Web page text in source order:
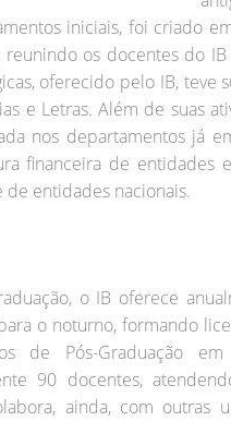
iniciais, foi criado
reunindo os docentes do
oferecido pelo IB,
e Letras. Além de suas
nos departamentos já
financeira de entidades
entidades nacionais.
o IB oferece
o noturno, formando
de Pós-Graduação
90 docentes,
ainda, com